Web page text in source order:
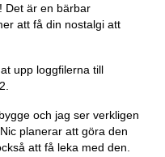
Det är en bärbar
att få din nostalgi att
upp loggfilerna till
och jag ser verkligen
planerar att göra den
att få leka med den.